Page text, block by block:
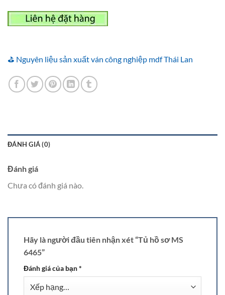
⛳ Nguyên liệu sản xuất ván công nghiệp mdf Thái Lan
ĐÁNH GIÁ (0)
Đánh giá
Chưa có đánh giá nào.
Hãy là người đầu tiên nhận xét “Tủ hồ sơ MS
6465”
Đánh giá của bạn*